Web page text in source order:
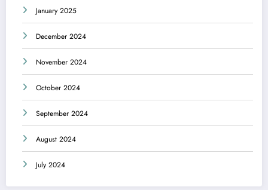
January 2025
December 2024
November 2024
October 2024
September 2024
August 2024
July 2024